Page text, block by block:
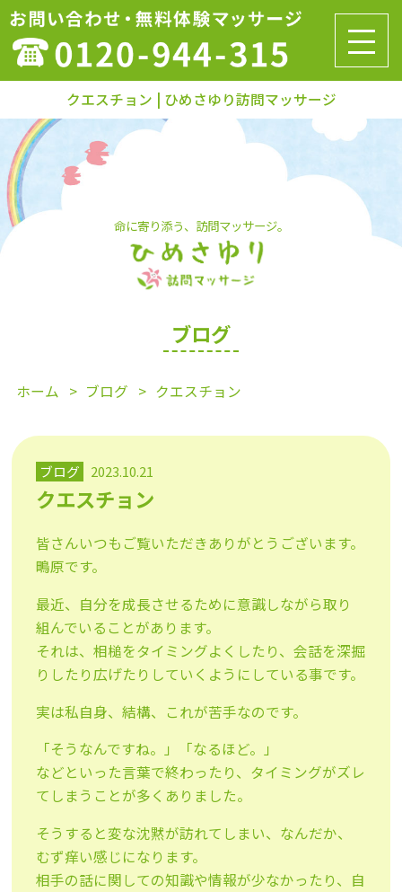
クエスチョン | ひめさゆり訪問マッサージ
命に寄り添う、訪問マッサージ。
ブログ
ホーム ブログ クエスチョン
ブログ 2023.10.21
クエスチョン
皆さんいつもご覧いただきありがとうございます。
鴫原です。
最近、自分を成長させるために意識しながら取り
組んでいることがあります。
それは、相槌をタイミングよくしたり、会話を深掘
りしたり広げたりしていくようにしている事です。
実は私自身、結構、これが苦手なのです。
「そうなんですね。」「なるほど。」
などといった言葉で終わったり、タイミングがズレ
てしまうことが多くありました。
そうすると変な沈黙が訪れてしまい、なんだか、
むず痒い感じになります。
相手の話に関しての知識や情報が少なかったり、自